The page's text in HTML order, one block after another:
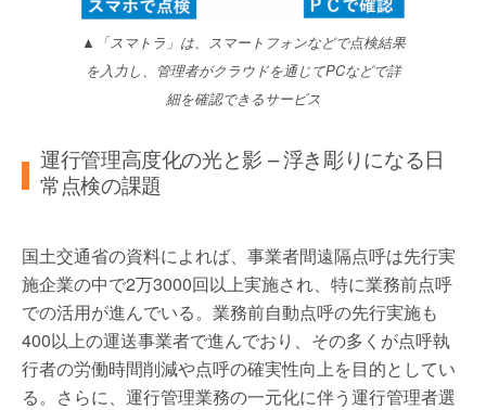
▲「スマトラ」は、スマートフォンなどで点検結果
を入力し、管理者がクラウドを通じてPCなどで詳
細を確認できるサービス
運行管理高度化の光と影 – 浮き彫りになる日
常点検の課題
国土交通省の資料によれば、事業者間遠隔点呼は先行実
施企業の中で2万3000回以上実施され、特に業務前点呼
での活用が進んでいる。業務前自動点呼の先行実施も
400以上の運送事業者で進んでおり、その多くが点呼執
行者の労働時間削減や点呼の確実性向上を目的としてい
る。さらに、運行管理業務の一元化に伴う運行管理者選